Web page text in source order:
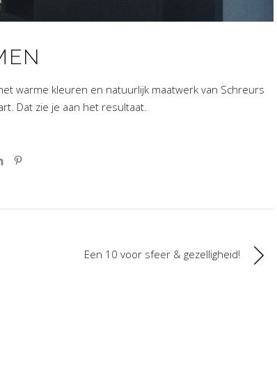
warme kleuren en natuurlijk maatwerk van Schreurs
Dat zie je aan het resultaat.
Een 10 voor sfeer & gezelligheid!